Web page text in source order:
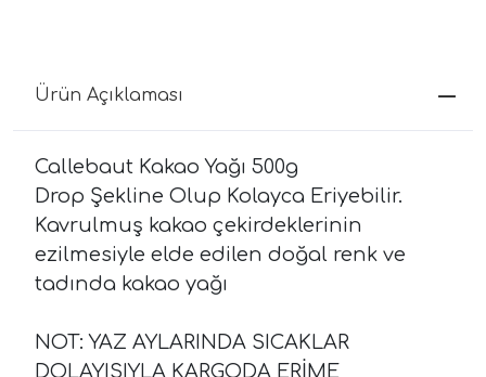
Ürün Açıklaması
Callebaut Kakao Yağı 500g
Drop Şekline Olup Kolayca Eriyebilir.
Kavrulmuş kakao çekirdeklerinin
ezilmesiyle elde edilen doğal renk ve
tadında kakao yağı
NOT: YAZ AYLARINDA SICAKLAR
DOLAYISIYLA KARGODA ERİME